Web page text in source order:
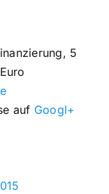
5
auf Googl+